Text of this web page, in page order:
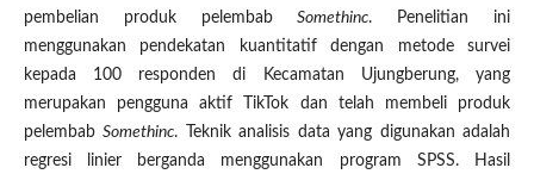
pembelian produk pelembabSomethinc. Penelitian ini
menggunakan pendekatan kuantitatif dengan metode survei
kepada 100 responden di Kecamatan Ujungberung, yang
merupakan pengguna aktif TikTok dan telah membeli produk
pelembabSomethinc. Teknik analisis data yang digunakan adalah
regresi linier berganda menggunakan program SPSS. Hasil